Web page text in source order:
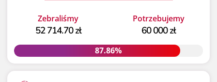
Zebraliśmy
52 714.70 zł
Potrzebujemy
60 000 zł
87.86%
87.86%